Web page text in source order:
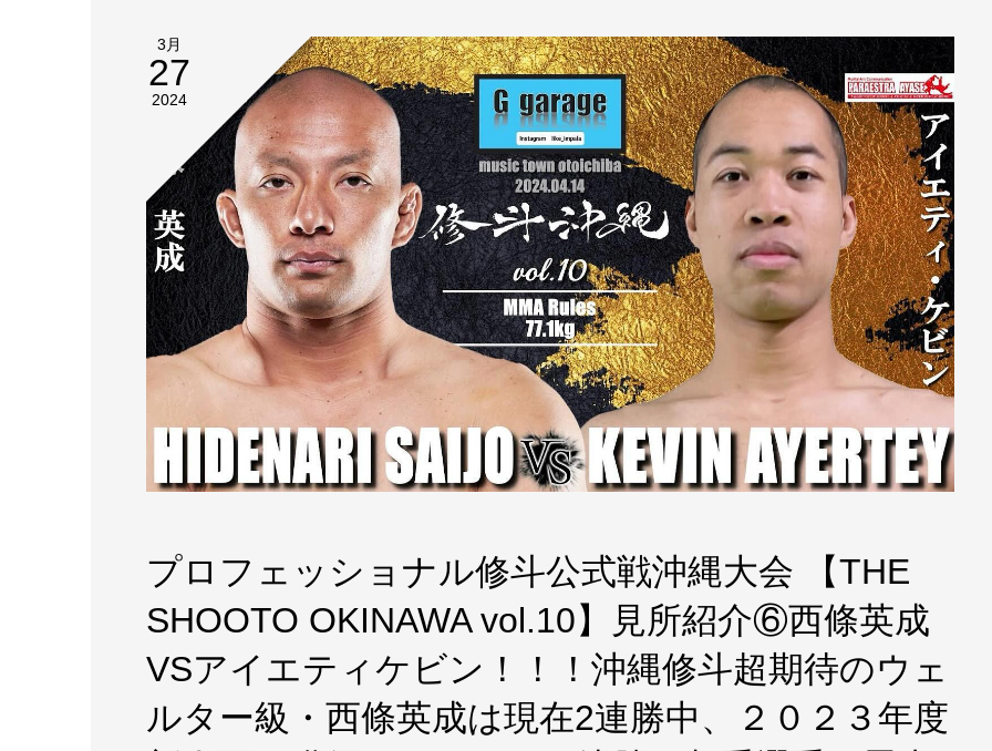
3月
27
2024
プロフェッショナル修斗公式戦沖縄大会 【THE
SHOOTO OKINAWA vol.10】見所紹介⑥西條英成
VSアイエティケビン！！！沖縄修斗超期待のウェ
ルター級・西條英成は現在2連勝中、２０２３年度